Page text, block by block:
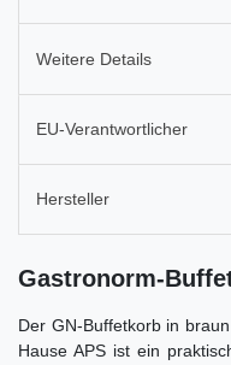
Weitere Details
EU-Verantwortlicher
Hersteller
Gastronorm-
Der GN-Buffetkorb in
Hause APS ist ein